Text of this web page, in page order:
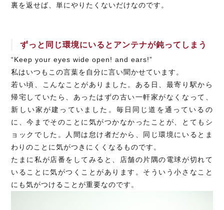
裏を返せば、単にやりたくないだけなのです。
ずっと同じ環境にいるとアンテナが鈍ってしまう
“Keep your eyes wide open! and ears!”
私はいつもこの言葉を自分に言い聞かせています。
若い頃、こんなことがありました。ある日、最寄り駅から
帰宅していたら、あったはずの古い一軒家がなくなって、
新しい家が建っていました。毎日同じ道を通っているの
に、今までそのことに気がつかなかったことが、とてもシ
ョックでした。人間は怠け者だから、同じ環境にいるとま
わりのことに気がつきにくくなるものです。
たまに私が店番をしてみると、店舗の片隅の電球が切れて
いることに気がつくことがあります。そういう小さなこと
にも気がつけることが重要なのです。